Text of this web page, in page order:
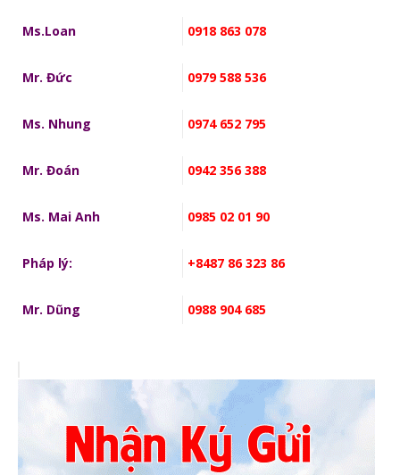
Ms.Loan 0918 863 078
Mr. Đức 0979 588 536
Ms. Nhung 0974 652 795
Mr. Đoán 0942 356 388
Ms. Mai Anh 0985 02 01 90
Pháp lý: +8487 86 323 86
Mr. Dũng 0988 904 685